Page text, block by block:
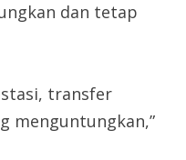
dan tetap
transfer
menguntungkan,”